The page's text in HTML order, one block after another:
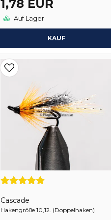
1,78 EUR
Auf Lager
KAUF
Cascade
Hakengröße 10,12. (Doppelhaken)